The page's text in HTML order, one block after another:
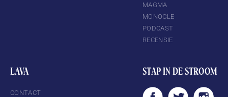
MAGMA
MONOCLE
PODCAST
RECENSIE
LAVA
CONTACT
STAP IN DE STROOM